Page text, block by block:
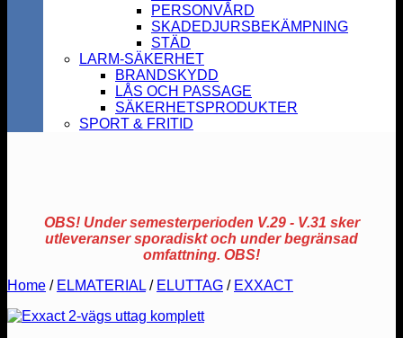
PERSONVÅRD
SKADEDJURSBEKÄMPNING
STÄD
LARM-SÄKERHET
BRANDSKYDD
LÅS OCH PASSAGE
SÄKERHETSPRODUKTER
SPORT & FRITID
OBS! Under semesterperioden V.29 - V.31 sker
utleveranser sporadiskt och under begränsad
omfattning. OBS!
Home / ELMATERIAL / ELUTTAG / EXXACT